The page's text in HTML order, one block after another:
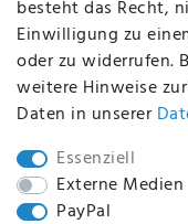
BEI UNS SIND SIE
besteht das Recht,
Einwilligung zu
oder zu widerrufen.
weitere Hinweise
Daten in unserer
Essenziell
Externe Medien
PayPal